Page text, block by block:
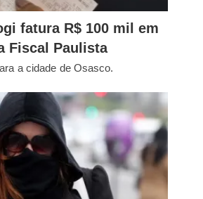
fatura R$ 100 mil em
Fiscal Paulista
a cidade de Osasco.